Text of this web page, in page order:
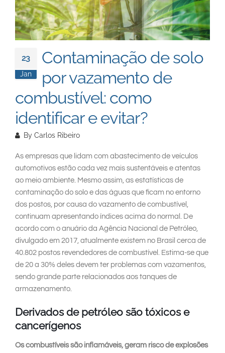
Australia
中国
South East Asia
23
Jan
Contaminação de solo
por vazamento de
combustível: como
identificar e evitar?
By Carlos Ribeiro
As empresas que lidam com abastecimento de veículos
automotivos estão cada vez mais sustentáveis e atentas
ao meio ambiente. Mesmo assim, as estatísticas de
contaminação do solo e das águas que ficam no entorno
dos postos, por causa do vazamento de combustível,
continuam apresentando índices acima do normal. De
acordo com o anuário da Agência Nacional de Petróleo,
divulgado em 2017, atualmente existem no Brasil cerca de
40.802 postos revendedores de combustível. Estima-se que
de 20 a 30% deles devem ter problemas com vazamentos,
sendo grande parte relacionados aos tanques de
armazenamento.
Derivados de petróleo são tóxicos e
cancerígenos
Os combustíveis são inflamáveis, geram risco de explosões